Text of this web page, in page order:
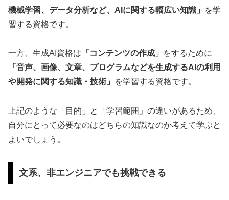
機械学習、データ分析など、AIに関する幅広い知識」
を学
習する資格です。
一方、生成AI資格は 「コンテンツの作成」
をするために
「音声、画像、文章、プログラムなどを生成するAIの利用
や開発に関する知識・技術」
を学習する資格です。
上記のような「目的」と「学習範囲」の違いがあるため、
自分にとって必要なのはどちらの知識なのか考えて学ぶと
よいでしょう。
文系、非エンジニアでも挑戦できる